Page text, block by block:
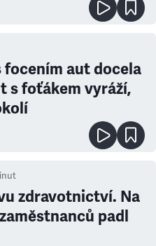
focením aut docela
s foťákem vyráží,
zdravotnictví. Na
padl